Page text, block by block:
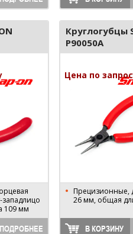
западлицо
109 мм
ПОДРОБНЕЕ
Круглогубцы
P90050A
Цена по
Прецизионные,
26 мм, общая
В КОРЗИНУ